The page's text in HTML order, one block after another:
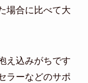
場合に比べて大
え込みがちです
ラーなどのサポ